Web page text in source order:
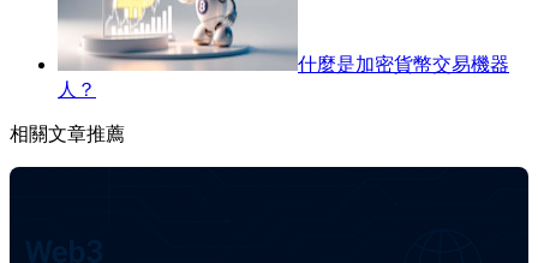
什麼是加密貨幣交易機器
人？
相關文章推薦